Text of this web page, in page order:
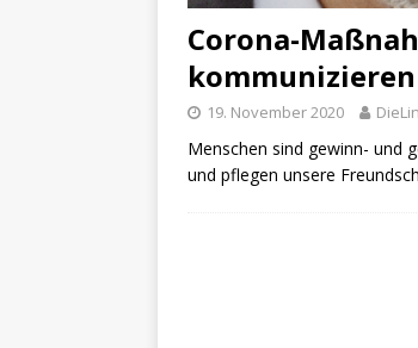
Corona-
kommunizieren
19. November 2020
Menschen sind gewinn- und
und pflegen unsere